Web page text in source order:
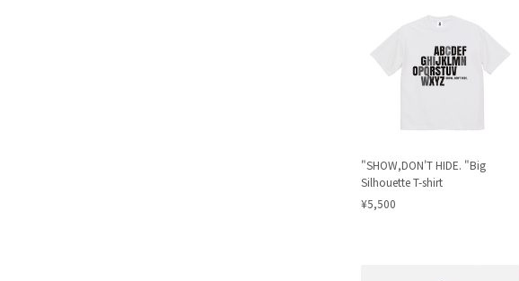
"SHOW,DON'T HIDE. "Big
Silhouette T-shirt
¥5,500